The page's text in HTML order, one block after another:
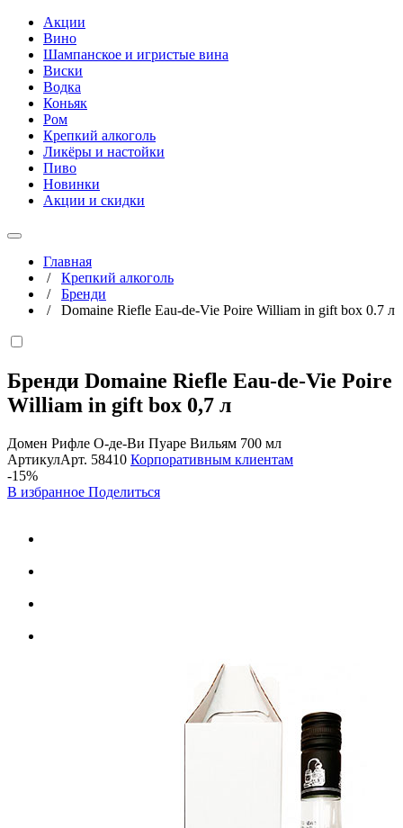
Акции
Вино
Шампанское и игристые вина
Виски
Водка
Коньяк
Ром
Крепкий алкоголь
Ликёры и настойки
Пиво
Новинки
Акции и скидки
Главная
/ Крепкий алкоголь
/ Бренди
/ Domaine Riefle Eau-de-Vie Poire William in gift box 0.7 л
Бренди Domaine Riefle Eau-de-Vie Poire
William in gift box 0,7 л
Домен Рифле О-де-Ви Пуаре Вильям 700 мл
АртикулАрт. 58410 Корпоративным клиентам
-15%
В избранное Поделиться